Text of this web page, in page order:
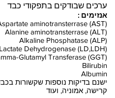
ערכים שבודקים בתפקודי כבד
אנזימים :
aminotransterrase (AST)
Alanine aminotransterrase (ALT)
Alkaline Phosphatase (ALP)
Lactate Dehydrogenase (LD,LDH)
Glutamyl Transferase (GGT)
Bilirubin
Albumin
ישנם בדיקות נוספות שקשורות
קרישה, אמוניה, ועוד